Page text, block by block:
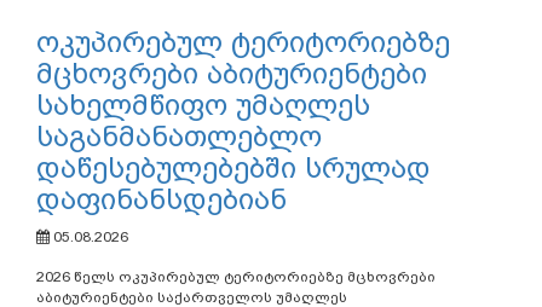
ოკუპირებულ ტერიტორიებზე
მცხოვრები აბიტურიენტები
სახელმწიფო უმაღლეს
საგანმანათლებლო
დაწესებულებებში სრულად
დაფინანსდებიან
05.08.2026
2026 წელს ოკუპირებულ ტერიტორიებზე მცხოვრები
აბიტურიენტები საქართველოს უმაღლეს